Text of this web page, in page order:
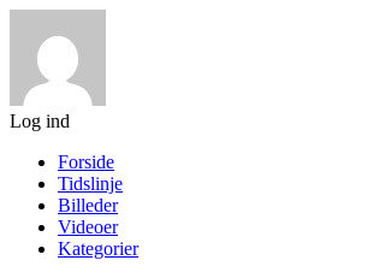
Log ind
Forside
Tidslinje
Billeder
Videoer
Kategorier